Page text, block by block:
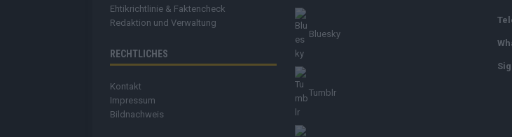
Ehtikrichtlinie & Faktencheck
Redaktion und Verwaltung
RECHTLICHES
Kontakt
Impressum
Bildnachweis
Bluesky
Tumblr